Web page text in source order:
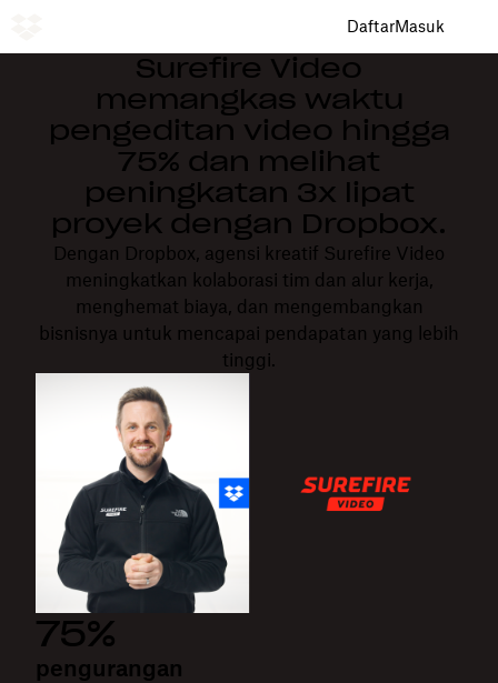
DaftarMasuk
Surefire Video
memangkas waktu
pengeditan video hingga
75% dan melihat
peningkatan 3x lipat
proyek dengan Dropbox.
Dengan Dropbox, agensi kreatif Surefire Video
meningkatkan kolaborasi tim dan alur kerja,
menghemat biaya, dan mengembangkan
bisnisnya untuk mencapai pendapatan yang lebih
tinggi.
75%
pengurangan